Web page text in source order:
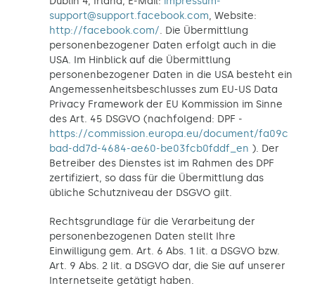
support@support.facebook.com, Website:
http://facebook.com/. Die Übermittlung
personenbezogener Daten erfolgt auch in die
USA. Im Hinblick auf die Übermittlung
personenbezogener Daten in die USA besteht ein
Angemessenheitsbeschlusses zum EU-US Data
Privacy Framework der EU Kommission im Sinne
des Art. 45 DSGVO (nachfolgend: DPF -
https://commission.europa.eu/document/fa09c
bad-dd7d-4684-ae60-be03fcb0fddf_en ). Der
Betreiber des Dienstes ist im Rahmen des DPF
zertifiziert, so dass für die Übermittlung das
übliche Schutzniveau der DSGVO gilt.
Rechtsgrundlage für die Verarbeitung der
personenbezogenen Daten stellt Ihre
Einwilligung gem. Art. 6 Abs. 1 lit. a DSGVO bzw.
Art. 9 Abs. 2 lit. a DSGVO dar, die Sie auf unserer
Internetseite getätigt haben.